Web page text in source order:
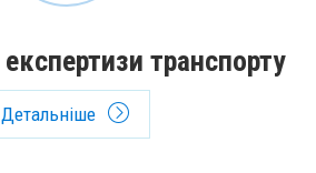
транспорту
Детальніше